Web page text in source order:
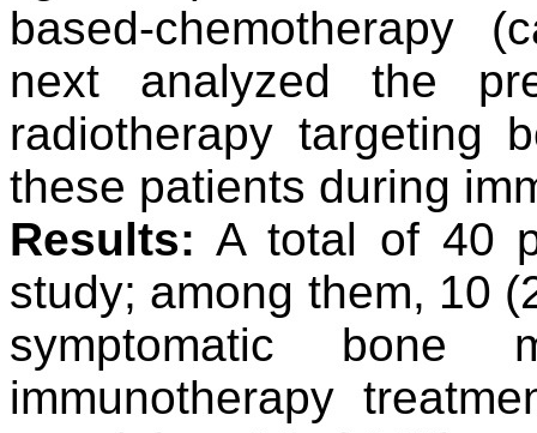
based-chemotherapy
next analyzedthe
radiotherapy targeting
these patients during
Results: A total of 40
study; among them, 10
symptomatic bone
immunotherapy